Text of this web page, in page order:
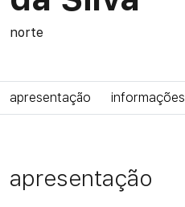
norte
apresentação informações
apresentação